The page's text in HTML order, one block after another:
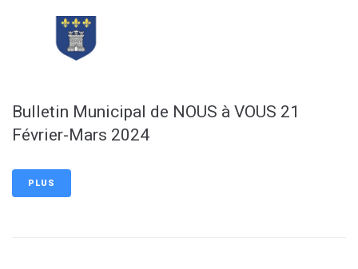
Bulletin Municipal de NOUS à VOUS 21
Février-Mars 2024
PLUS